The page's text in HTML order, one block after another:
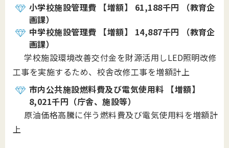
小学校施設管理費 【増額】 61,188千円 （教育企
画課）
中学校施設管理費 【増額】 14,887千円 （教育企
画課）
学校施設環境改善交付金を財源活用しLED照明改修
工事を実施するため、校舎改修工事を増額計上
市内公共施設燃料費及び電気使用料 【増額】
8,021千円（庁舎、施設等）
原油価格高騰に伴う燃料費及び電気使用料を増額計
上